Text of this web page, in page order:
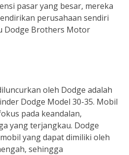
pasar yang besar, mereka
perusahaan sendiri
Dodge Brothers Motor
oleh Dodge adalah
Dodge Model 30-35. Mobil
pada keandalan,
yang terjangkau. Dodge
yang dapat dimiliki oleh
sehingga